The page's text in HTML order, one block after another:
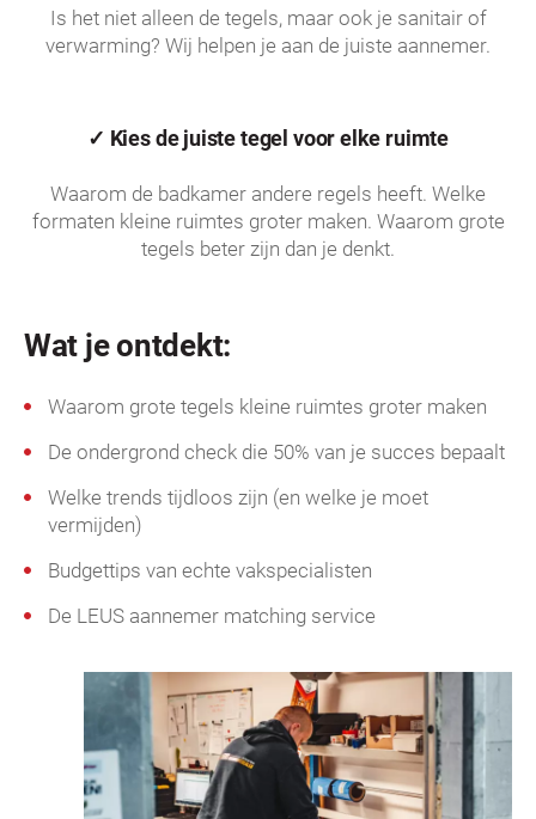
Is het niet alleen de tegels, maar ook je sanitair of
verwarming? Wij helpen je aan de juiste aannemer.
✓ Kies de juiste tegel voor elke ruimte
Waarom de badkamer andere regels heeft. Welke
formaten kleine ruimtes groter maken. Waarom grote
tegels beter zijn dan je denkt.
Wat je ontdekt:
Waarom grote tegels kleine ruimtes groter maken
De ondergrond check die 50% van je succes bepaalt
Welke trends tijdloos zijn (en welke je moet
vermijden)
Budgettips van echte vakspecialisten
De LEUS aannemer matching service